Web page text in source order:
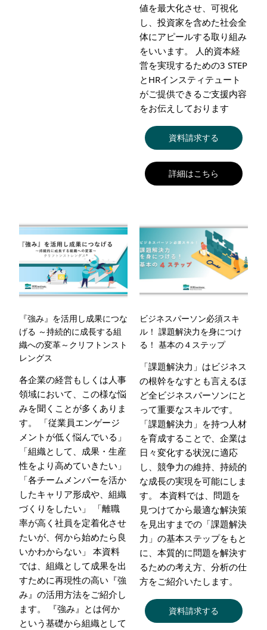
値を最大化させ、可視化
し、投資家を含めた社会全
体にアピールする取り組み
をいいます。 人的資本経
営を実現するための3 STEP
とHRインスティテュート
がご提供できるご支援内容
をお伝えしております
資料請求する
詳細はこちら
『強み』を活用し成果につな
げる ～持続的に成長する組
織への変革～クリフトンスト
レングス
各企業の経営もしくは人事
領域において、この様な悩
みを聞くことが多くありま
す。 「従業員エンゲージ
メントが低く悩んでいる」
「組織として、成果・生産
性をより高めていきたい」
「各チームメンバーを活か
したキャリア形成や、組織
づくりをしたい」 「離職
率が高く社員を定着化させ
たいが、何から始めたら良
いかわからない」 本資料
では、組織として成果を出
すために再現性の高い『強
み』の活用方法をご紹介し
ます。 『強み』とは何か
という基礎から組織として
ビジネスパーソン必須スキ
ル！ 課題解決力を身につけ
る！ 基本の４ステップ
「課題解決力」はビジネス
の根幹をなすとも言えるほ
ど全ビジネスパーソンにと
って重要なスキルです。
「課題解決力」を持つ人材
を育成することで、企業は
日々変化する状況に適応
し、競争力の維持、持続的
な成長の実現を可能にしま
す。 本資料では、問題を
見つけてから最適な解決策
を見出すまでの「課題解決
力」の基本ステップをもと
に、本質的に問題を解決す
るための考え方、分析の仕
方をご紹介いたします。
資料請求する